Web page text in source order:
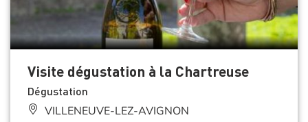
Visite dégustation à la Chartreuse
Dégustation
VILLENEUVE-LEZ-AVIGNON